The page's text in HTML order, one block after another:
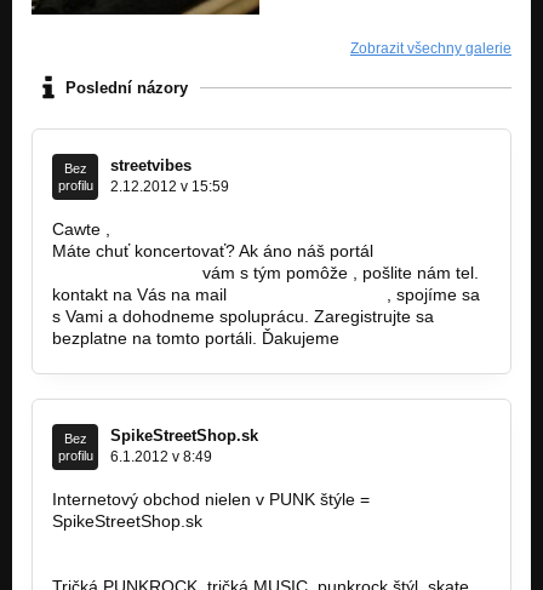
Zobrazit všechny galerie
Poslední názory
Bez
profilu
streetvibes
2.12.2012 v 15:59
Cawte ,
Máte chuť koncertovať? Ak áno náš portál
vám s tým pomôže , pošlite nám tel.
kontakt na Vás na mail
, spojíme sa
s Vami a dohodneme spoluprácu. Zaregistrujte sa
bezplatne na tomto portáli. Ďakujeme
Bez
profilu
SpikeStreetShop.sk
6.1.2012 v 8:49
Internetový obchod nielen v PUNK štýle =
SpikeStreetShop.sk